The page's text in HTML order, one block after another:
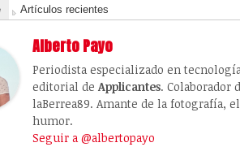
Artículos recientes
Alberto Payo
Periodista especializado en
editorial de Applicantes. Colaborador
laBerrea89. Amante de la fotografía,
humor.
Seguir a @albertopayo